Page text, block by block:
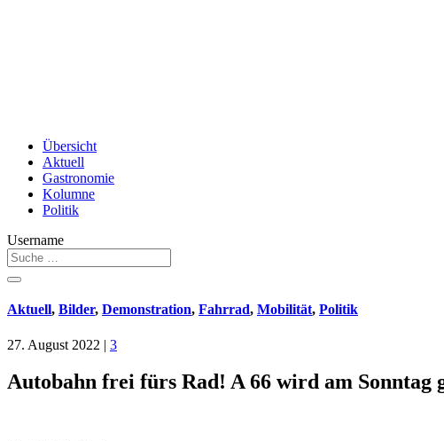
Übersicht
Aktuell
Gastronomie
Kolumne
Politik
Username
Aktuell, Bilder, Demonstration, Fahrrad, Mobilität, Politik
27. August 2022 | 3
Autobahn frei fürs Rad! A 66 wird am Sonntag